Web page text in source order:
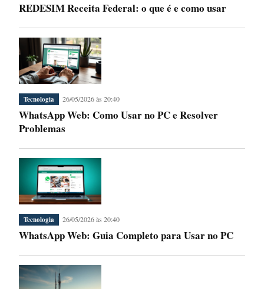
REDESIM Receita Federal: o que é e como usar
Tecnologia 26/05/2026 às 20:40
WhatsApp Web: Como Usar no PC e Resolver
Problemas
Tecnologia 26/05/2026 às 20:40
WhatsApp Web: Guia Completo para Usar no PC